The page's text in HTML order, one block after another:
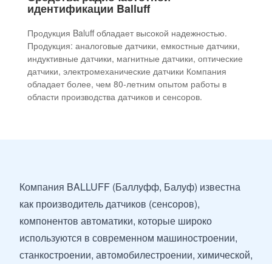
идентификации Balluff
Продукция Baluff обладает высокой надежностью.
Продукция: аналоговые датчики, емкостные датчики,
индуктивные датчики, магнитные датчики, оптические
датчики, электромеханические датчики Компания
обладает более, чем 80-летним опытом работы в
области производства датчиков и сенсоров.
Компания BALLUFF (Баллуфф, Балуф) известна
как производитель датчиков (сенсоров),
компонентов автоматики, которые широко
используются в современном машиностроении,
станкостроении, автомобилестроении, химической,